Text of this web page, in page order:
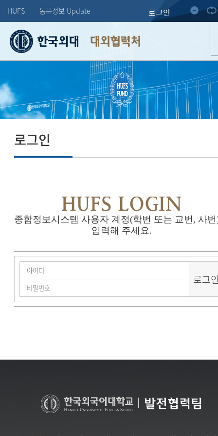
HUFS 동문정보 Update 로그인
대외협력처
로그인
HUFS LOGIN
종합정보시스템 사용자 계정(학번 또는 교번, 사
입력해 주세요.
발전협력팀